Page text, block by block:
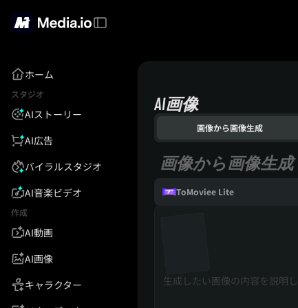
ホーム
スタジオ
AIストーリー
AI広告
バイラルスタジオ
AI音楽ビデオ
作成
AI動画
AI画像
キャラクター
AI画像
画像から画像生成
画像から画像生成
ToMoviee Lite